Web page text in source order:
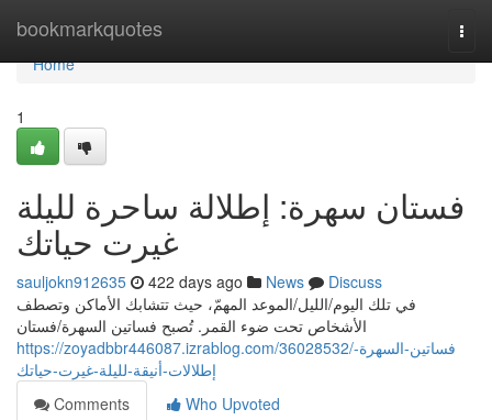
bookmarkquotes
Home
Home
1
فستان سهرة: إطلالة ساحرة لليلة
غيرت حياتك
sauljokn912635 422 days ago News
Discuss
في تلك اليوم/الليل/الموعد المهمّ، حيث تتشابك الأماكن وتصطف
الأشخاص تحت ضوء القمر. تُصبح فساتين السهرة/فستان
https://zoyadbbr446087.izrablog.com/36028532/فساتين-السهرة-
إطلالات-أنيقة-لليلة-غيرت-حياتك
Comments
Who Upvoted